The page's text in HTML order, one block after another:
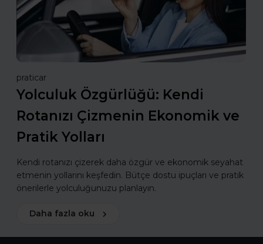
praticar
Yolculuk Özgürlüğü: Kendi
Rotanızı Çizmenin Ekonomik ve
Pratik Yolları
Kendi rotanızı çizerek daha özgür ve ekonomik seyahat
etmenin yollarını keşfedin. Bütçe dostu ipuçları ve pratik
önerilerle yolculuğunuzu planlayın.
Daha fazla oku